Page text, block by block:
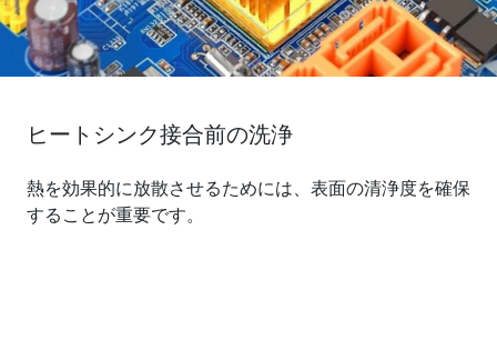
ヒートシンク接合前の洗浄
熱を効果的に放散させるためには、表面の清浄度を確保
することが重要です。